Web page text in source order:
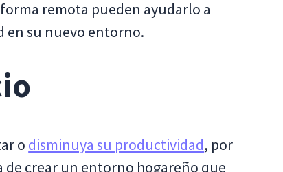
remota pueden ayudarlo a
en su nuevo entorno.
o disminuya su productividad, por
de crear un entorno hogareño que